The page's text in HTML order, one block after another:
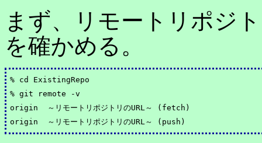
まず、リモートリポジ
を確かめる。
% cd ExistingRepo
% git remote -v
origin	～リモートリポジトリのURL～ (fetch)